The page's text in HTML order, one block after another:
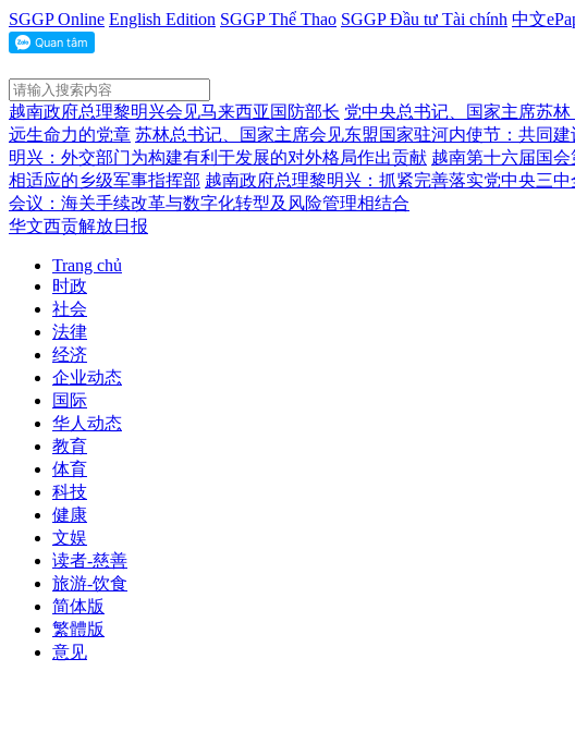
SGGP Online English Edition SGGP Thể Thao SGGP Đầu tư Tài chính 中文
越南政府总理黎明兴会见马来西亚国防部长 党中央总书记、国家主席苏
远生命力的党章 苏林总书记、国家主席会见东盟国家驻河内使节：共同
明兴：外交部门为构建有利于发展的对外格局作出贡献 越南第十六届国
相适应的乡级军事指挥部 越南政府总理黎明兴：抓紧完善落实党中央三
会议：海关手续改革与数字化转型及风险管理相结合
华文西贡解放日报
Trang chủ
时政
社会
法律
经济
企业动态
国际
华人动态
教育
体育
科技
健康
文娱
读者-慈善
旅游-饮食
简体版
繁體版
意见